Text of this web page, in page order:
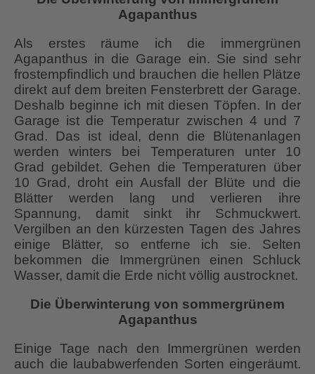
Agapanthus
Als erstes räume ich die immergrünen
Agapanthus in die Garage ein. Sie sind sehr
frostempfindlich und brauchen die hellen Plätze
direkt auf dem breiten Fensterbrett der Garage.
Deshalb beginne ich mit diesen Töpfen. In der
Garage ist die Temperatur zwischen 4 und 7
Grad. Das ist ideal, denn die Blütenanlagen
werden winters bei Temperaturen unter 10
Grad gebildet. Gehen die Temperaturen über
10 Grad, droht ein Ausfall der Blüte und die
Blätter werden lang und verlieren ihre
Spannung, damit sinkt ihr Schmuckwert.
Vergilben an den kürzesten Tagen des Jahres
einige Blätter, so entferne ich sie. Selten
bekommen die Immergrünen einen Schluck
Wasser, damit die Erde nicht völlig austrocknet.
Die Überwinterung von sommergrünem
Agapanthus
Einige Tage nach den Immergrünen werden
auch die laubabwerfenden Sorten eingeräumt.